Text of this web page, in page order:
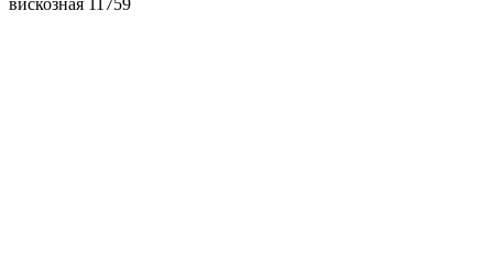
вискозная 11759